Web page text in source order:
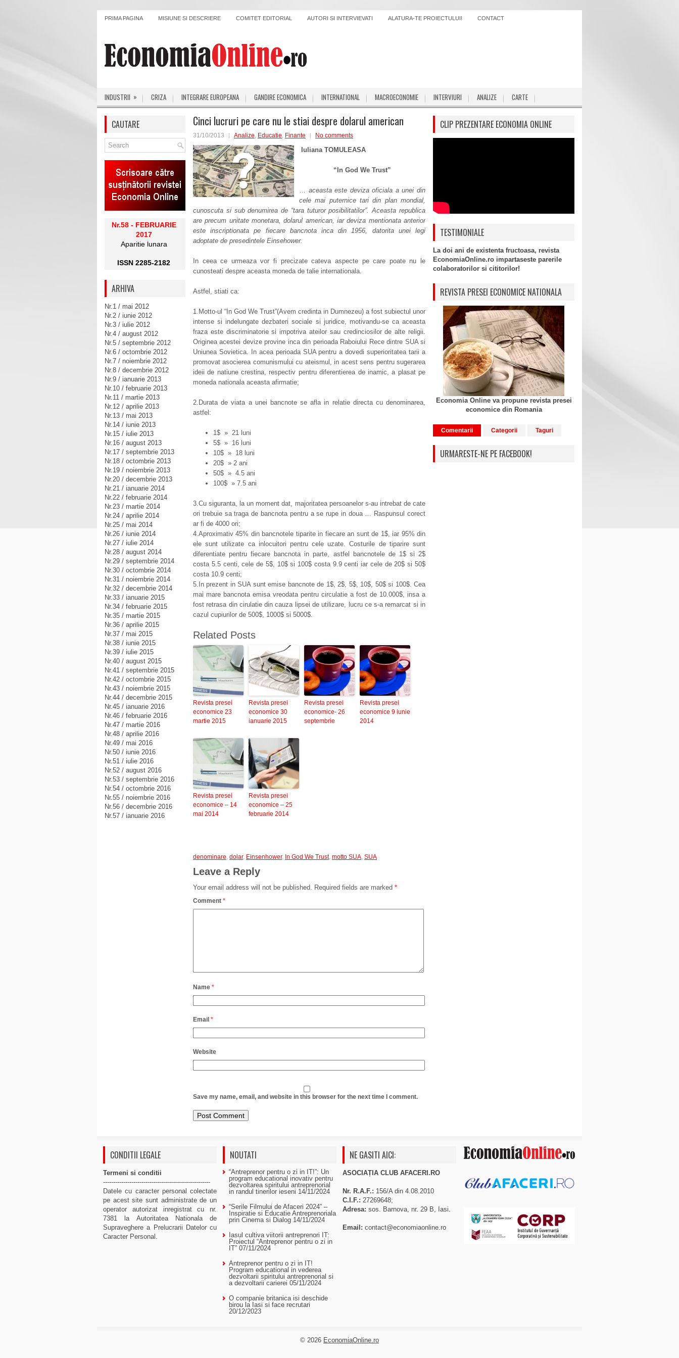
PRIMA PAGINA MISIUNE SI DESCRIERE COMITET EDITORIAL AUTORI SI INTERVIEVATI ALATURA-TE PROIECTULUI! CONTACT
INDUSTRII » CRIZA INTEGRARE EUROPEANA GANDIRE ECONOMICA INTERNATIONAL MACROECONOMIE INTERVIURI ANALIZE CARTE
Cinci lucruri pe care nu le stiai despre dolarul american
31/10/2013 Analize, Educatie, Finante No comments
Iuliana TOMULEASA
“In God We Trust”
… aceasta este deviza oficiala a unei din
cele mai puternice tari din plan mondial,
cunoscuta si sub denumirea de “tara tuturor posibilitatilor”. Aceasta republica
are precum unitate monetara, dolarul american, iar deviza mentionata anterior
este inscriptionata pe fiecare bancnota inca din 1956, datorita unei legi
adoptate de presedintele Einsehower.
In ceea ce urmeaza vor fi precizate cateva aspecte pe care poate nu le
cunosteati despre aceasta moneda de talie internationala.
Astfel, stiati ca:
1.Motto-ul “In God We Trust”(Avem credinta in Dumnezeu) a fost subiectul unor
intense si indelungate dezbateri sociale si juridice, motivandu-se ca aceasta
fraza este discriminatorie si impotriva ateilor sau credinciosilor de alte religii.
Originea acestei devize provine inca din perioada Raboiului Rece dintre SUA si
Uniunea Sovietica. In acea perioada SUA pentru a dovedi superioritatea tarii a
promovat asocierea comunismului cu ateismul, in acest sens pentru sugerarea
ideii de natiune crestina, respectiv pentru diferentierea de inamic, a plasat pe
moneda nationala aceasta afirmatie;
2.Durata de viata a unei bancnote se afla in relatie directa cu denominarea,
astfel:
1$ » 21 luni
5$ » 16 luni
10$ » 18 luni
20$ » 2 ani
50$ » 4.5 ani
100$ » 7.5 ani
3.Cu siguranta, la un moment dat, majoritatea persoanelor s-au intrebat de cate
ori trebuie sa traga de bancnota pentru a se rupe in doua … Raspunsul corect
ar fi de 4000 ori;
4.Aproximativ 45% din bancnotele tiparite in fiecare an sunt de 1$, iar 95% din
ele sunt utilizate ca inlocuitori pentru cele uzate. Costurile de tiparire sunt
diferentiate pentru fiecare bancnota in parte, astfel bancnotele de 1$ si 2$
costa 5.5 centi, cele de 5$, 10$ si 100$ costa 9.9 centi iar cele de 20$ si 50$
costa 10.9 centi;
5.In prezent in SUA sunt emise bancnote de 1$, 2$, 5$, 10$, 50$ si 100$. Cea
mai mare bancnota emisa vreodata pentru circulatie a fost de 10.000$, insa a
fost retrasa din cirulatie din cauza lipsei de utilizare, lucru ce s-a remarcat si in
cazul cupiurilor de 500$, 1000$ si 5000$.
Related Posts
Revista presei
economice 23
martie 2015
Revista presei
economice 30
ianuarie 2015
Revista presei
economice- 26
septembrie
Revista presei
economice 9 iunie
2014
Revista presei
economice – 14
mai 2014
Revista presei
economice – 25
februarie 2014
denominare, dolar, Einsenhower, In God We Trust, motto SUA, SUA
Leave a Reply
Your email address will not be published. Required fields are marked *
Comment *
Name *
Email *
Website
Save my name, email, and website in this browser for the next time I comment.
CAUTARE
Nr.58 - FEBRUARIE
2017
Aparitie lunara
ISSN 2285-2182
ARHIVA
Nr.1 / mai 2012
Nr.2 / iunie 2012
Nr.3 / iulie 2012
Nr.4 / august 2012
Nr.5 / septembrie 2012
Nr.6 / octombrie 2012
Nr.7 / noiembrie 2012
Nr.8 / decembrie 2012
Nr.9 / ianuarie 2013
Nr.10 / februarie 2013
Nr.11 / martie 2013
Nr.12 / aprilie 2013
Nr.13 / mai 2013
Nr.14 / iunie 2013
Nr.15 / iulie 2013
Nr.16 / august 2013
Nr.17 / septembrie 2013
Nr.18 / octombrie 2013
Nr.19 / noiembrie 2013
Nr.20 / decembrie 2013
Nr.21 / ianuarie 2014
Nr.22 / februarie 2014
Nr.23 / martie 2014
Nr.24 / aprilie 2014
Nr.25 / mai 2014
Nr.26 / iunie 2014
Nr.27 / iulie 2014
Nr.28 / august 2014
Nr.29 / septembrie 2014
Nr.30 / octombrie 2014
Nr.31 / noiembrie 2014
Nr.32 / decembrie 2014
Nr.33 / ianuarie 2015
Nr.34 / februarie 2015
Nr.35 / martie 2015
Nr.36 / aprilie 2015
Nr.37 / mai 2015
Nr.38 / iunie 2015
Nr.39 / iulie 2015
Nr.40 / august 2015
Nr.41 / septembrie 2015
Nr.42 / octombrie 2015
Nr.43 / noiembrie 2015
Nr.44 / decembrie 2015
Nr.45 / ianuarie 2016
Nr.46 / februarie 2016
Nr.47 / martie 2016
Nr.48 / aprilie 2016
Nr.49 / mai 2016
Nr.50 / iunie 2016
Nr.51 / iulie 2016
Nr.52 / august 2016
Nr.53 / septembrie 2016
Nr.54 / octombrie 2016
Nr.55 / noiembrie 2016
Nr.56 / decembrie 2016
Nr.57 / ianuarie 2016
CLIP PREZENTARE ECONOMIA ONLINE
TESTIMONIALE
La doi ani de existenta fructoasa, revista
EconomiaOnline.ro impartaseste parerile
colaboratorilor si cititorilor!
REVISTA PRESEI ECONOMICE NATIONALA
Economia Online va propune revista presei
economice din Romania
Comentarii Categorii Taguri
URMARESTE-NE PE FACEBOOK!
CONDITII LEGALE
Termeni si conditii
-----------------------------------------------------
Datele cu caracter personal colectate
pe acest site sunt administrate de un
operator autorizat inregistrat cu nr.
7381 la Autoritatea Nationala de
Supraveghere a Prelucrarii Datelor cu
Caracter Personal.
NOUTATI
“Antreprenor pentru o zi in IT!”: Un
program educational inovativ pentru
dezvoltarea spiritului antreprenorial
in randul tinerilor ieseni 14/11/2024
“Serile Filmului de Afaceri 2024” –
Inspiratie si Educatie Antreprenoriala
prin Cinema si Dialog 14/11/2024
Iasul cultiva viitorii antreprenori IT:
Proiectul “Antreprenor pentru o zi in
IT” 07/11/2024
Antreprenor pentru o zi in IT!
Program educational in vederea
dezvoltarii spiritului antreprenorial si
a dezvoltarii carierei 05/11/2024
O companie britanica isi deschide
birou la Iasi si face recrutari
20/12/2023
NE GASITI AICI:
ASOCIAȚIA CLUB AFACERI.RO
Nr. R.A.F.: 156/A din 4.08.2010
C.I.F.: 27269648;
Adresa: sos. Barnova, nr. 29 B, Iasi.
Email: contact@economiaonline.ro
© 2026 EconomiaOnline.ro